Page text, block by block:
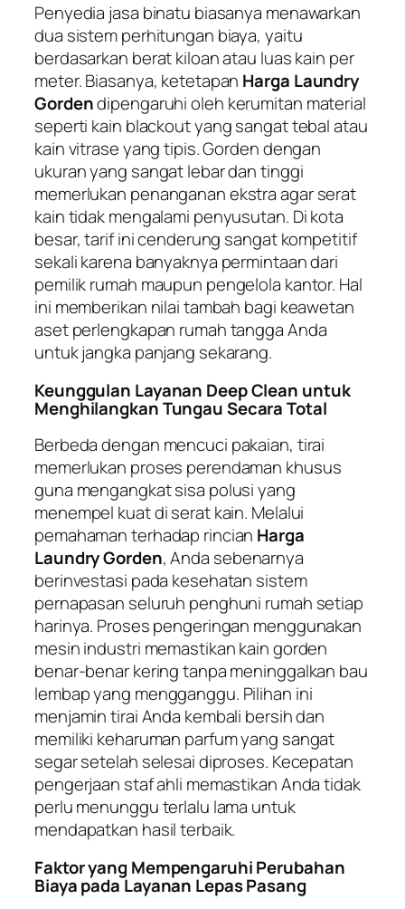
Penyedia jasa binatu biasanya menawarkan
dua sistem perhitungan biaya, yaitu
berdasarkan berat kiloan atau luas kain per
meter. Biasanya, ketetapan Harga Laundry
Gordendipengaruhi oleh kerumitan material
seperti kain blackoutyang sangat tebal atau
kain vitrase yang tipis. Gorden dengan
ukuran yang sangat lebar dan tinggi
memerlukan penanganan ekstra agar serat
kain tidak mengalami penyusutan. Di kota
besar, tarif ini cenderung sangat kompetitif
sekali karena banyaknya permintaan dari
pemilik rumah maupun pengelola kantor. Hal
ini memberikan nilai tambah bagi keawetan
aset perlengkapan rumah tangga Anda
untuk jangka panjang sekarang.
Keunggulan Layanan Deep Clean untuk
Menghilangkan Tungau Secara Total
Berbeda dengan mencuci pakaian, tirai
memerlukan proses perendaman khusus
guna mengangkat sisa polusi yang
menempel kuat di serat kain. Melalui
pemahaman terhadap rincian Harga
Laundry Gorden, Anda sebenarnya
berinvestasi pada kesehatan sistem
pernapasan seluruh penghuni rumah setiap
harinya. Proses pengeringan menggunakan
mesin industri memastikan kain gorden
benar-benar kering tanpa meninggalkan bau
lembap yang mengganggu. Pilihan ini
menjamin tirai Anda kembali bersih dan
memiliki keharuman parfum yang sangat
segar setelah selesai diproses. Kecepatan
pengerjaan staf ahli memastikan Anda tidak
perlu menunggu terlalu lama untuk
mendapatkan hasil terbaik.
Faktor yang Mempengaruhi Perubahan
Biaya pada Layanan Lepas Pasang